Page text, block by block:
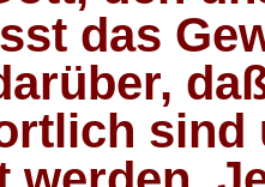
das
sind